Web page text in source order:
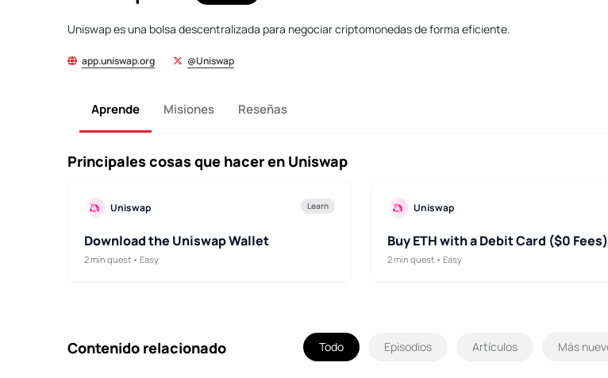
Uniswap es una bolsa descentralizada para negociar criptomonedas de forma eficiente.
app.uniswap.org @Uniswap
Aprende Misiones Reseñas
Principales cosas que hacer en Uniswap
Learn
Uniswap
Download the Uniswap Wallet
2 min quest • Easy
Uniswap
Buy ETH with a Debit Card ($0 Fees)
2 min quest • Easy
Contenido relacionado Todo Episodios Artículos